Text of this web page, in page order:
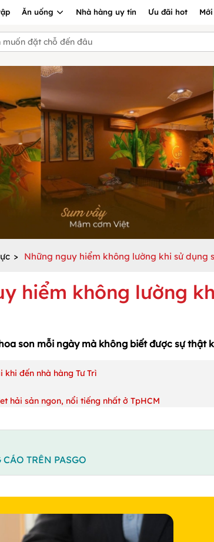
Ăn uống Nhà hàng uy tín Ưu đãi hot
> Những nguy hiểm không lường khi sử dụng
hiểm không lường
son mỗi ngày mà không biết được sự thật
khi đến nhà hàng Tư Trì
hải sản ngon, nổi tiếng nhất ở TpHCM
TRÊN PASGO